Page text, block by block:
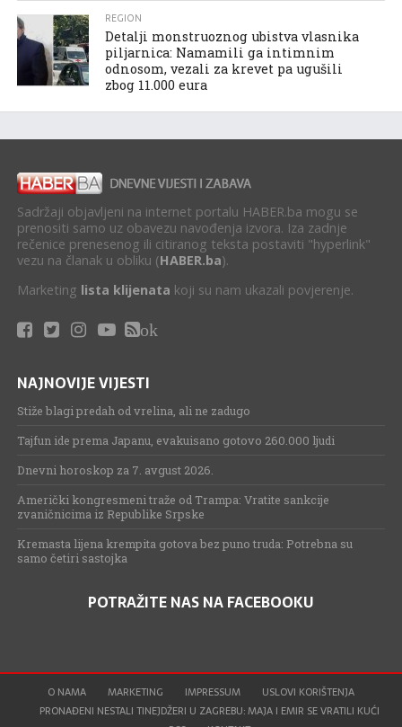
REGION
Detalji monstruoznog ubistva vlasnika
piljarnica: Namamili ga intimnim
odnosom, vezali za krevet pa ugušili
zbog 11.000 eura
Sadržaji objavljeni na internet portalu HABER.ba mogu se
prenositi samo uz obavezu navođenja izvora. Iza zadnje
rečenice prenesenog ili citiranog teksta postaviti "hyperlink"
vezu na članak u obliku (HABER.ba).
Marketing lista klijenata koji su nam ukazali povjerenje.
ok
NAJNOVIJE VIJESTI
Stiže blagi predah od vrelina, ali ne zadugo
Tajfun ide prema Japanu, evakuisano gotovo 260.000 ljudi
Dnevni horoskop za 7. avgust 2026.
Američki kongresmeni traže od Trampa: Vratite sankcije
zvaničnicima iz Republike Srpske
Kremasta lijena krempita gotova bez puno truda: Potrebna su
samo četiri sastojka
POTRAŽITE NAS NA FACEBOOKU
O NAMA MARKETING IMPRESSUM
USLOVI KORIŠTENJA
PRONAĐENI NESTALI TINEJDŽERI U ZAGREBU: MAJA I EMIR SE VRATILI KUĆI